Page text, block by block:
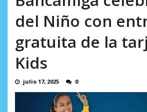
del Niño con
gratuita de la
Kids
julio 17, 2025 0